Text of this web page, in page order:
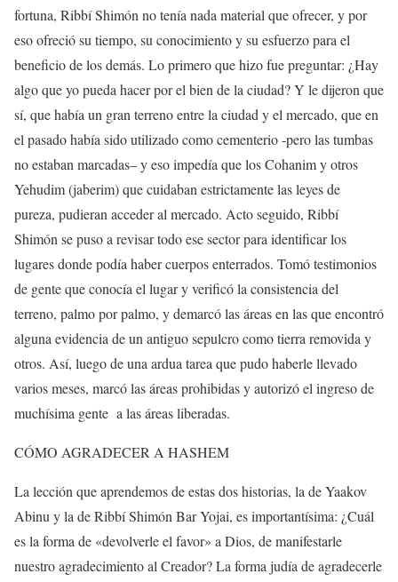
fortuna, Ribbí Shimón no tenía nada material que ofrecer, y por
eso ofreció su tiempo, su conocimiento y su esfuerzo para el
beneficio de los demás. Lo primero que hizo fue preguntar: ¿Hay
algo que yo pueda hacer por el bien de la ciudad? Y le dijeron que
sí, que había un gran terreno entre la ciudad y el mercado, que en
el pasado había sido utilizado como cementerio -pero las tumbas
no estaban marcadas– y eso impedía que los Cohanim y otros
Yehudim (jaberim) que cuidaban estrictamente las leyes de
pureza, pudieran acceder al mercado. Acto seguido, Ribbí
Shimón se puso a revisar todo ese sector para identificar los
lugares donde podía haber cuerpos enterrados. Tomó testimonios
de gente que conocía el lugar y verificó la consistencia del
terreno, palmo por palmo, y demarcó las áreas en las que encontró
alguna evidencia de un antiguo sepulcro como tierra removida y
otros. Así, luego de una ardua tarea que pudo haberle llevado
varios meses, marcó las áreas prohibidas y autorizó el ingreso de
muchísima gente a las áreas liberadas.
CÓMO AGRADECER A HASHEM
La lección que aprendemos de estas dos historias, la de Yaakov
Abinu y la de Ribbí Shimón Bar Yojai, es importantísima: ¿Cuál
es la forma de «devolverle el favor» a Dios, de manifestarle
nuestro agradecimiento al Creador? La forma judía de agradecerle